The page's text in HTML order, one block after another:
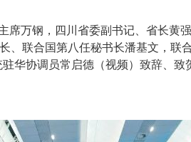
席万钢，四川省委副书记、省长黄
、联合国第八任秘书长潘基文，联
华协调员常启德（视频）致辞、致